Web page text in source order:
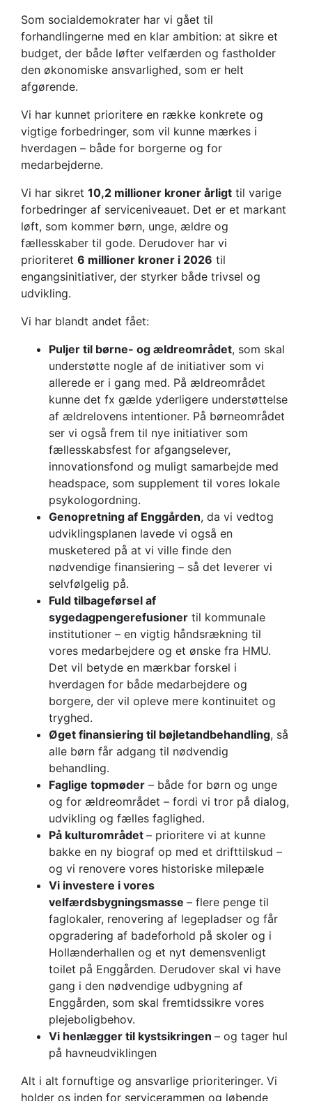
Som socialdemokrater har vi gået til
forhandlingerne med en klar ambition: at sikre et
budget, der både løfter velfærden og fastholder
den økonomiske ansvarlighed, som er helt
afgørende.
Vi har kunnet prioritere en række konkrete og
vigtige forbedringer, som vil kunne mærkes i
hverdagen – både for borgerne og for
medarbejderne.
Vi har sikret 10,2 millioner kroner årligt til varige
forbedringer af serviceniveauet. Det er et markant
løft, som kommer børn, unge, ældre og
fællesskaber til gode. Derudover har vi
prioriteret 6 millioner kroner i 2026 til
engangsinitiativer, der styrker både trivsel og
udvikling.
Vi har blandt andet fået:
Puljer til børne- og ældreområdet, som skal
understøtte nogle af de initiativer som vi
allerede er i gang med. På ældreområdet
kunne det fx gælde yderligere understøttelse
af ældrelovens intentioner. På børneområdet
ser vi også frem til nye initiativer som
fællesskabsfest for afgangselever,
innovationsfond og muligt samarbejde med
headspace, som supplement til vores lokale
psykologordning.
Genopretning af Enggården, da vi vedtog
udviklingsplanen lavede vi også en
musketered på at vi ville finde den
nødvendige finansiering – så det leverer vi
selvfølgelig på.
Fuld tilbageførsel af
sygedagpengerefusioner til kommunale
institutioner – en vigtig håndsrækning til
vores medarbejdere og et ønske fra HMU.
Det vil betyde en mærkbar forskel i
hverdagen for både medarbejdere og
borgere, der vil opleve mere kontinuitet og
tryghed.
Øget finansiering til bøjletandbehandling, så
alle børn får adgang til nødvendig
behandling.
Faglige topmøder – både for børn og unge
og for ældreområdet – fordi vi tror på dialog,
udvikling og fælles faglighed.
På kulturområdet – prioritere vi at kunne
bakke en ny biograf op med et drifttilskud –
og vi renovere vores historiske milepæle
Vi investere i vores
velfærdsbygningsmasse – flere penge til
faglokaler, renovering af legepladser og får
opgradering af badeforhold på skoler og i
Hollænderhallen og et nyt demensvenligt
toilet på Enggården. Derudover skal vi have
gang i den nødvendige udbygning af
Enggården, som skal fremtidssikre vores
plejeboligbehov.
Vi henlægger til kystsikringen – og tager hul
på havneudviklingen
Alt i alt fornuftige og ansvarlige prioriteringer. Vi
holder os inden for servicerammen og løbende